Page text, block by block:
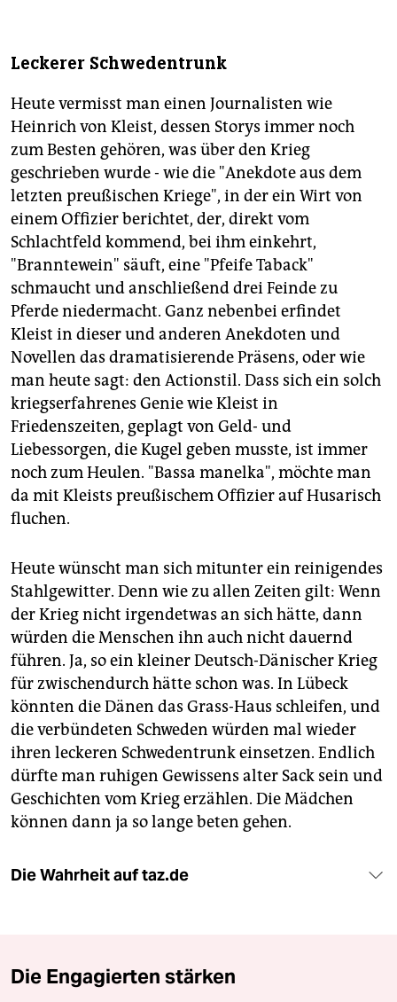
Leckerer Schwedentrunk
Heute vermisst man einen Journalisten wie
Heinrich von Kleist, dessen Storys immer noch
zum Besten gehören, was über den Krieg
geschrieben wurde - wie die "Anekdote aus dem
letzten preußischen Kriege", in der ein Wirt von
einem Offizier berichtet, der, direkt vom
Schlachtfeld kommend, bei ihm einkehrt,
"Branntewein" säuft, eine "Pfeife Taback"
schmaucht und anschließend drei Feinde zu
Pferde niedermacht. Ganz nebenbei erfindet
Kleist in dieser und anderen Anekdoten und
Novellen das dramatisierende Präsens, oder wie
man heute sagt: den Actionstil. Dass sich ein solch
kriegserfahrenes Genie wie Kleist in
Friedenszeiten, geplagt von Geld- und
Liebessorgen, die Kugel geben musste, ist immer
noch zum Heulen. "Bassa manelka", möchte man
da mit Kleists preußischem Offizier auf Husarisch
fluchen.
Heute wünscht man sich mitunter ein reinigendes
Stahlgewitter. Denn wie zu allen Zeiten gilt: Wenn
der Krieg nicht irgendetwas an sich hätte, dann
würden die Menschen ihn auch nicht dauernd
führen. Ja, so ein kleiner Deutsch-Dänischer Krieg
für zwischendurch hätte schon was. In Lübeck
könnten die Dänen das Grass-Haus schleifen, und
die verbündeten Schweden würden mal wieder
ihren leckeren Schwedentrunk einsetzen. Endlich
dürfte man ruhigen Gewissens alter Sack sein und
Geschichten vom Krieg erzählen. Die Mädchen
können dann ja so lange beten gehen.
Die Wahrheit auf taz.de
Die Engagierten stärken